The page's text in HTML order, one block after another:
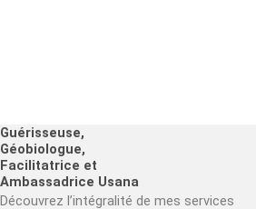
Guérisseuse,
Géobiologue,
Facilitatrice et
Ambassadrice Usana
Découvrez l’intégralité de mes services